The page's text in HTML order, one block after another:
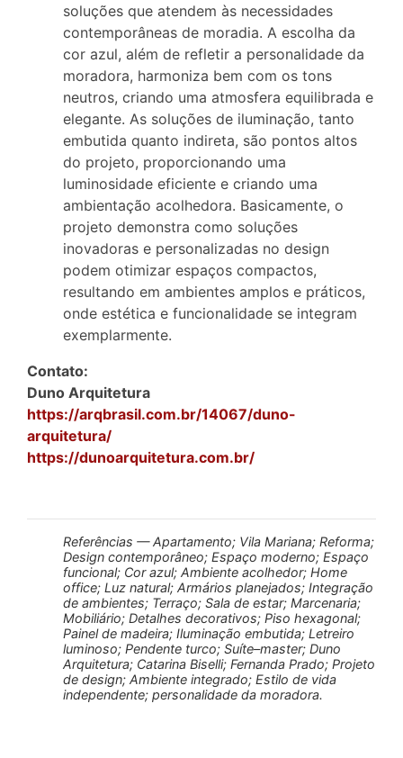
soluções que atendem às necessidades
contemporâneas de moradia. A escolha da
cor azul, além de refletir a personalidade da
moradora, harmoniza bem com os tons
neutros, criando uma atmosfera equilibrada e
elegante. As soluções de iluminação, tanto
embutida quanto indireta, são pontos altos
do projeto, proporcionando uma
luminosidade eficiente e criando uma
ambientação acolhedora. Basicamente, o
projeto demonstra como soluções
inovadoras e personalizadas no design
podem otimizar espaços compactos,
resultando em ambientes amplos e práticos,
onde estética e funcionalidade se integram
exemplarmente.
Contato:
Duno Arquitetura
https://arqbrasil.com.br/14067/duno-
arquitetura/
https://dunoarquitetura.com.br/
Referências — Apartamento; Vila Mariana; Reforma;
Design contemporâneo; Espaço moderno; Espaço
funcional; Cor azul; Ambiente acolhedor; Home
office; Luz natural; Armários planejados; Integração
de ambientes; Terraço; Sala de estar; Marcenaria;
Mobiliário; Detalhes decorativos; Piso hexagonal;
Painel de madeira; Iluminação embutida; Letreiro
luminoso; Pendente turco; Suíte–master; Duno
Arquitetura; Catarina Biselli; Fernanda Prado; Projeto
de design; Ambiente integrado; Estilo de vida
independente; personalidade da moradora.